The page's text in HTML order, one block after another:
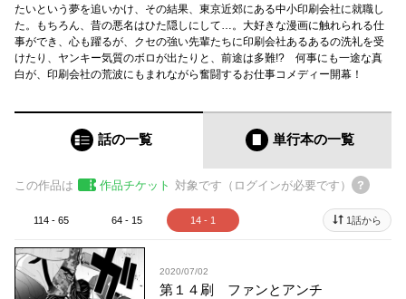
たいという夢を追いかけ、その結果、東京近郊にある中小印刷会社に就職し
た。もちろん、昔の悪名はひた隠しにして…。大好きな漫画に触れられる仕
事ができ、心も躍るが、クセの強い先輩たちに印刷会社あるあるの洗礼を受
けたり、ヤンキー気質のボロが出たりと、前途は多難!? 何事にも一途な真
白が、印刷会社の荒波にもまれながら奮闘するお仕事コメディー開幕！
話の一覧 単行本の一覧
この作品は 作品チケット 対象です（ログインが必要です）
114 - 65 64 - 15 14 - 1 1話から
2020/07/02
第１４刷 ファンとアンチ